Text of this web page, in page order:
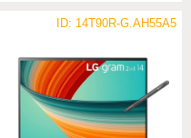
ID: 14T90R-G.AH55A5